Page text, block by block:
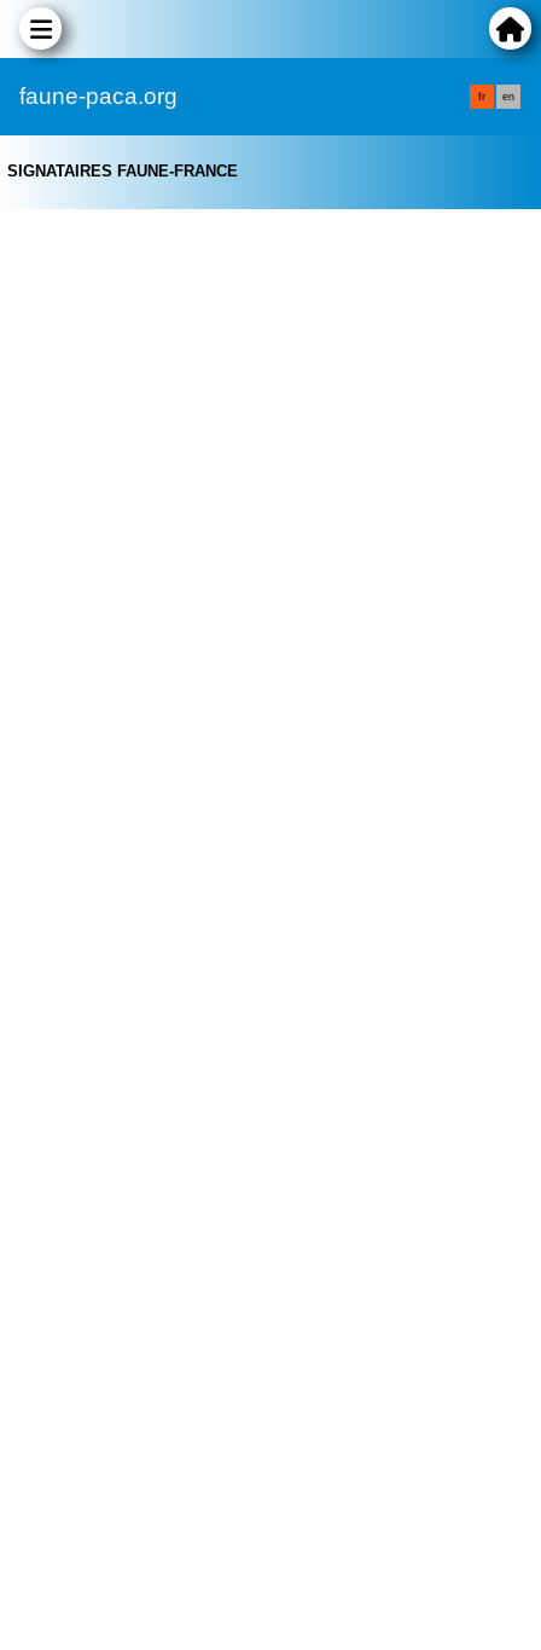
faune-paca.org fr en
SIGNATAIRES FAUNE-FRANCE